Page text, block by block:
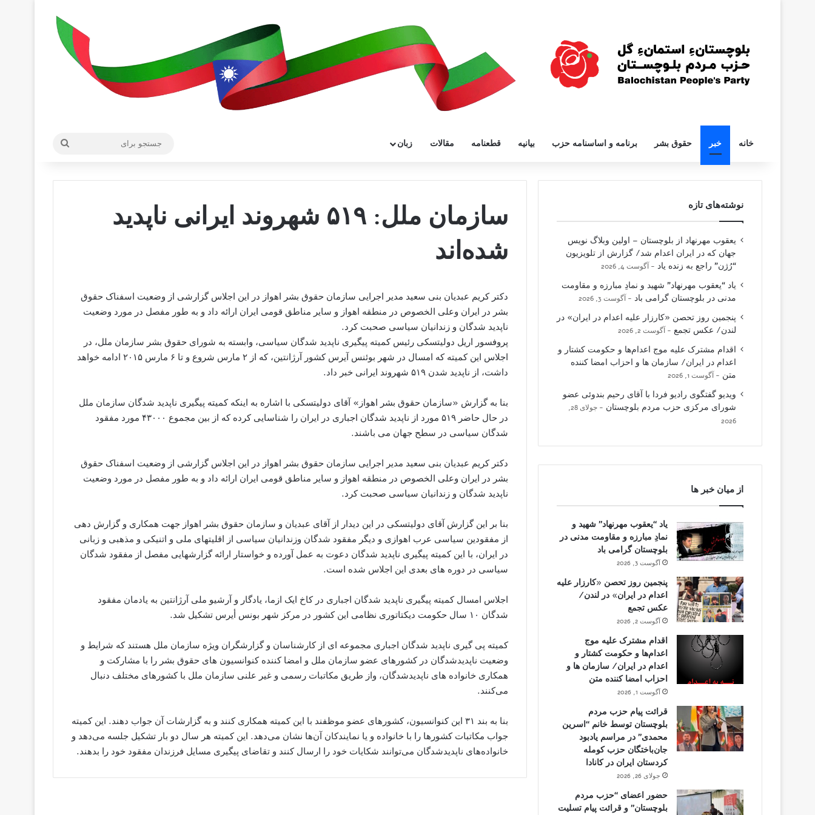
خانه خبر حقوق بشر برنامه و اساسنامه حزب بیانیه قطعنامه مقالات زبان
سازمان ملل: ۵۱۹ شهروند ایرانى ناپدید
شده‌اند
دکتر کریم عبدیان بنى سعید مدیر اجرایى سازمان حقوق بشر اهواز در این اجلاس گزارشى از وضعیت اسفناک حقوق
بشر در ایران وعلى الخصوص در منطقه اهواز و سایر مناطق قومی ایران ارائه داد و به طور مفصل در مورد وضعیت
ناپدید شدگان و زندانیان سیاسى صحبت کرد.
پروفسور اریل دولیتسکی رئیس کمیته پیگیری ناپدید شدگان سیاسی، وابسته به شورای حقوق بشر سازمان ملل، در
اجلاس این کمیته که امسال در شهر بوئنس آیرس کشور آرژانتین، که از ۲ مارس شروع و تا ۶ مارس ۲۰۱۵ ادامه خواهد
داشت، از ناپدید شدن ۵۱۹ شهروند ایرانى خبر داد.
بنا به گزارش «سازمان حقوق بشر اهواز» آقای دولیتسکى با اشاره به اینکه کمیته پیگیری ناپدید شدگان سازمان ملل
در حال حاضر ۵۱۹ مورد از ناپدید شدگان اجبارى در ایران را شناسایى کرده که از بین مجموع ۴۳۰۰۰ مورد مفقود
شدگان سیاسی در سطح جهان مى باشند.
دکتر کریم عبدیان بنى سعید مدیر اجرایى سازمان حقوق بشر اهواز در این اجلاس گزارشى از وضعیت اسفناک حقوق
بشر در ایران وعلى الخصوص در منطقه اهواز و سایر مناطق قومی ایران ارائه داد و به طور مفصل در مورد وضعیت
ناپدید شدگان و زندانیان سیاسى صحبت کرد.
بنا بر این گزارش آقاى دولیتسکى در این دیدار از آقای عبدیان و سازمان حقوق بشر اهواز جهت همکارى و گزارش دهى
از مفقودین سیاسى عرب اهوازی و دیگر مفقود شدگان وزندانیان سیاسى از اقلیتهای ملی و اتنیکی و مذهبی و زبانی
در ایران، با این کمیته پیگیری ناپدید شدگان دعوت به عمل آورده و خواستار ارائه گزارشهایى مفصل از مفقود شدگان
سیاسى در دوره هاى بعدى این اجلاس شده است.
اجلاس امسال کمیته پیگیرى ناپدید شدگان اجبارى در کاخ ایک ازما، یادگار و آرشیو ملی آرژانتین به یادمان مفقود
شدگان ۱۰ سال حکومت دیکتاتوری نظامی این کشور در مرکز شهر بونس أیرس تشکیل شد.
کمیته پی گیری ناپدید شدگان اجبارى مجموعه اى از کار‌شناسان و گزارشگران ویژه سازمان ملل هستند که شرایط و
وضعیت ناپدیدشدگان در کشورهای عضو سازمان ملل و امضا کننده کنوانسیون هاى حقوق بشر را با مشارکت و
همکارى خانواده هاى ناپدیدشدگان، واز طریق مکاتبات رسمى و غیر علنى سازمان ملل با کشورهاى مختلف دنبال
می‌کنند.
بنا به بند ۳۱ این کنوانسیون، کشورهای عضو موظفند با این کمیته همکارى کنند و به گزارشات آن جواب دهند. این کمیته
جواب مکاتبات کشور‌ها را با خانواده و یا نمایندکان آن‌ها نشان می‌دهد. این کمیته هر سال دو بار تشکیل جلسه می‌دهد و
خانواده‌های ناپدیدشدگان می‌توانند شکایات خود را ارسال کنند و تقاضای پیگیری مسایل فرزندان مفقود خود را بدهند.
نوشته‌های تازه
یعقوب مهرنهاد از بلوچستان – اولین وبلاگ نویس
جهان که در ایران اعدام شد/ گزارش از تلویزیون
“رُژن” راجع به زنده یاد
آگوست 4, 2026
یاد “یعقوب مهرنهاد” شهید و نمادِ مبارزه و مقاومت
مدنی در بلوچستان گرامی باد
آگوست 3, 2026
پنجمین روز تحصن «کارزار علیه اعدام در ایران» در
لندن/ عکس تجمع
آگوست 2, 2026
اقدام مشترک علیه موج اعدام‌ها و حکومت کشتار و
اعدام در ایران/ سازمان ها و احزاب امضا کننده
متن
آگوست 1, 2026
ویدیو گفتگوی رادیو فردا با آقای رحیم بندوئی عضو
شورای مرکزی حزب مردم بلوچستان
جولای 28,
2026
از میان خبر ها
یاد “یعقوب مهرنهاد” شهید و
نمادِ مبارزه و مقاومت مدنی در
بلوچستان گرامی باد
آگوست 3, 2026
پنجمین روز تحصن «کارزار علیه
اعدام در ایران» در لندن/
عکس تجمع
آگوست 2, 2026
اقدام مشترک علیه موج
اعدام‌ها و حکومت کشتار و
اعدام در ایران/ سازمان ها و
احزاب امضا کننده متن
آگوست 1, 2026
قرائت پیام حزب مردم
بلوچستان توسط خانم “اسرین
محمدی” در مراسم یادبود
جان‌باختگان حزب کومله
کردستان ایران در کانادا
جولای 26, 2026
حضور اعضای “حزب مردم
بلوچستان” و قرائت پیام تسلیت